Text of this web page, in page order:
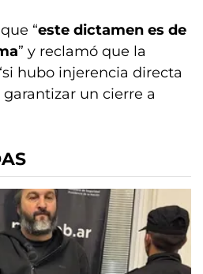
“este dictamen es de
” y reclamó que la
hubo injerencia directa
un cierre a